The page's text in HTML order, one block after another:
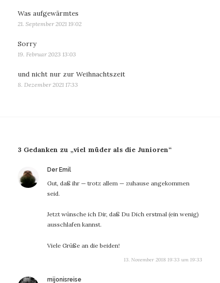
Was aufgewärmtes
21. September 2021 19:02
Sorry
19. Februar 2023 13:03
und nicht nur zur Weihnachtszeit
8. Dezember 2021 17:33
3 Gedanken zu „viel müder als die Junioren“
Der Emil
Gut, daß ihr — trotz allem — zuhause angekommen
seid.
Jetzt wünsche ich Dir, daß Du Dich erstmal (ein wenig)
ausschlafen kannst.
Viele Grüße an die beiden!
13. November 2018 19:33 um 19:33
mijonisreise